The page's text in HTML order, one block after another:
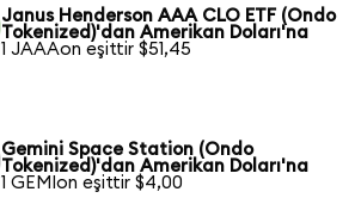
Janus Henderson AAA CLO ETF (Ondo
Tokenized)'dan Amerikan Doları'na
1 JAAAon eşittir $51,45
Gemini Space Station (Ondo
Tokenized)'dan Amerikan Doları'na
1 GEMIon eşittir $4,00